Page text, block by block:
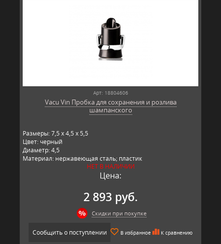
Арт: 18804606
Vacu Vin Пробка для сохранения и розлива
шампанского
Размеры: 7,5 x 4,5 x 5,5
Цвет: черный
Диаметр: 4,5
Материал: нержавеющая сталь; пластик
Производитель: Vacu Vin, Польша
НЕТ В НАЛИЧИИ
Цена:
2 893 руб.
Скидки при покупке
Сообщить о поступлении В избранное К сравнению